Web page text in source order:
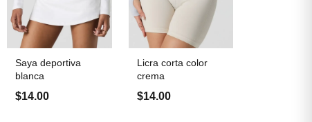
Saya deportiva
blanca
$14.00
Licra corta color
crema
$14.00